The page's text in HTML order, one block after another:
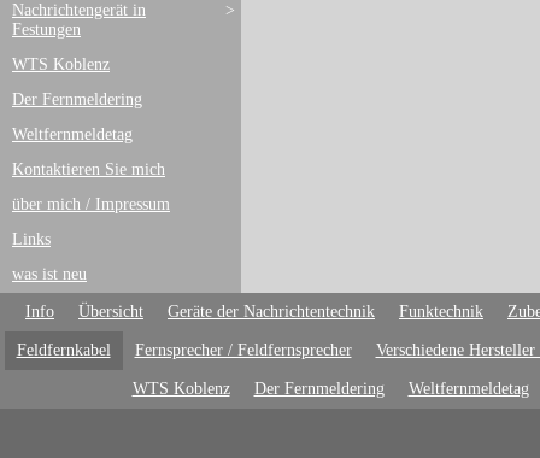
>
Nachrichtengerät in
Festungen
WTS Koblenz
Der Fernmeldering
Weltfernmeldetag
Kontaktieren Sie mich
über mich / Impressum
Links
was ist neu
Info Übersicht Geräte der Nachrichtentechnik Funktechnik
Feldfernkabel Fernsprecher / Feldfernsprecher Verschiedene
WTS Koblenz Der Fernmeldering Weltfernmeldetag